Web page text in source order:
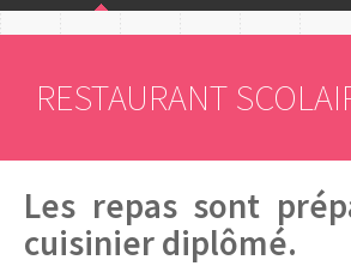
RESTAURANT
Les repas sont
cuisinier diplômé.